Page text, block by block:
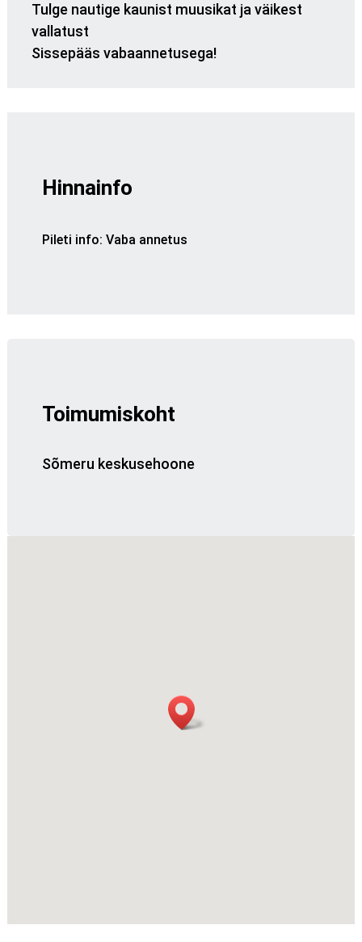
Tulge nautige kaunist muusikat ja väikest
vallatust
Sissepääs vabaannetusega!
Hinnainfo
Pileti info: Vaba annetus
Toimumiskoht
Sõmeru keskusehoone